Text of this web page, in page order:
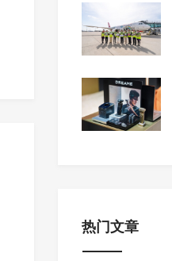
热门文章